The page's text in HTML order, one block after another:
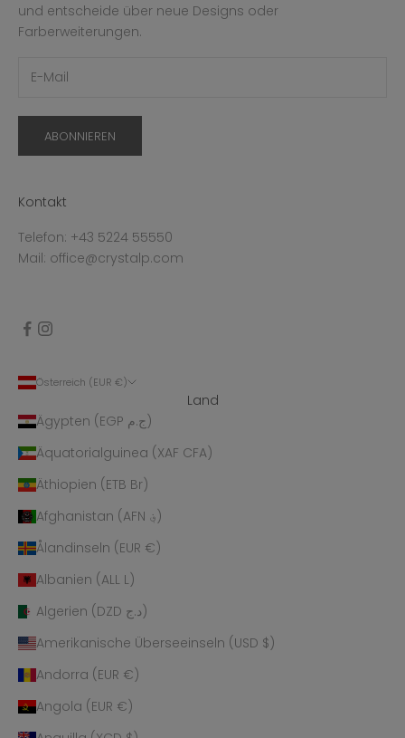
und entscheide über neue Designs oder
Farberweiterungen.
ABONNIEREN
Kontakt
Telefon: +43 5224 55550
Mail: office@crystalp.com
Österreich (EUR €)
Land
Ägypten (EGP ج.م)
Äquatorialguinea (XAF CFA)
Äthiopien (ETB Br)
Afghanistan (AFN ؋)
Ålandinseln (EUR €)
Albanien (ALL L)
Algerien (DZD د.ج)
Amerikanische Überseeinseln (USD $)
Andorra (EUR €)
Angola (EUR €)